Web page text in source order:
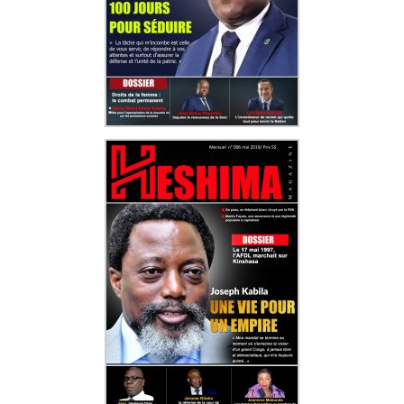
ménages. Le gouvernement, de son côté, assure vouloir
corriger cette situation avec la Banque centrale du
Congo. L’État doit reprendre son pouvoir réel en
stabilisant le marché de change afin d’éviter des effets
économiques néfastes à moyen et long termes.
Économiste, le député Flory Mapamboli tire la sonnette
d’alarme sur le risque d’une forte appréciation du franc
congolais face au dollar. « Si cette appréciation
continue, les recettes courantes baisseront. Les
comptabilités des entreprises sont tenues en dollars, les
salaires du secteur privé sont payés en dollars, alors
que les dépenses publiques en francs congolais
resteront constantes », a-t-il alerté.
Pour cet élu de Kasongo-Lunda, cette situation pourrait
même entraîner une contraction de la demande globale
et perturber les équilibres macroéconomiques, car plus
l’Économie nationale, Daniel Mukoko Samba, estimait
que l’État congolais supportait un manque à gagner
mensuel d’environ 15 millions USD pour maintenir les
prix des carburants. Ce déficit, qui avait atteint près de
40 millions USD par mois, a été sensiblement réduit.
Concrètement, le gouvernement prend en charge
entre 2 100 et 2 300 francs congolais par litre, afin que
le prix payé par l’usager reste autour de 3 500 FC, alors
que le coût réel se situe entre 5 300 et 5 400 FC.
Selon les chiffres publiés en mai 2025, les manques à
gagner liés aux subventions se sont établis à 31,5 millions
USD pour l’ensemble de l’année 2024, soit une baisse de
89 % par rapport aux 288 millions USD enregistrés en
2023. Pour le premier semestre 2024, la dépense
s’élevait à environ 16 millions USD, un montant similaire
ayant été constaté au second semestre.
« Le FMI salue les efforts du gouvernement congolais